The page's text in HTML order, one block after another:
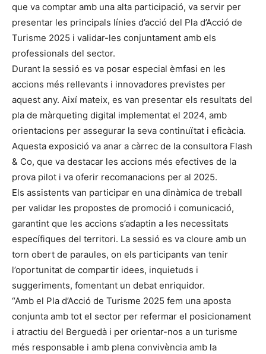
que va comptar amb una alta participació, va servir per
presentar les principals línies d’acció del Pla d’Acció de
Turisme 2025 i validar-les conjuntament amb els
professionals del sector.
Durant la sessió es va posar especial èmfasi en les
accions més rellevants i innovadores previstes per
aquest any. Així mateix, es van presentar els resultats del
pla de màrqueting digital implementat el 2024, amb
orientacions per assegurar la seva continuïtat i eficàcia.
Aquesta exposició va anar a càrrec de la consultora Flash
& Co, que va destacar les accions més efectives de la
prova pilot i va oferir recomanacions per al 2025.
Els assistents van participar en una dinàmica de treball
per validar les propostes de promoció i comunicació,
garantint que les accions s’adaptin a les necessitats
específiques del territori. La sessió es va cloure amb un
torn obert de paraules, on els participants van tenir
l’oportunitat de compartir idees, inquietuds i
suggeriments, fomentant un debat enriquidor.
“Amb el Pla d’Acció de Turisme 2025 fem una aposta
conjunta amb tot el sector per refermar el posicionament
i atractiu del Berguedà i per orientar-nos a un turisme
més responsable i amb plena convivència amb la